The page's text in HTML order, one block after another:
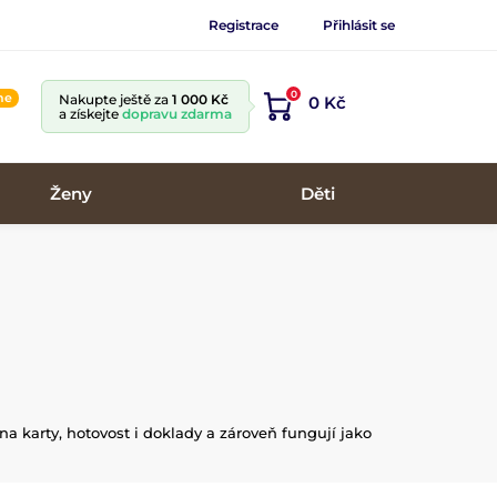
Registrace Přihlásit se
Nakupte ještě za 1 000 Kč
a získejte dopravu zdarma
0 0 Kč
Ženy Děti
karty, hotovost i doklady a zároveň fungují jako